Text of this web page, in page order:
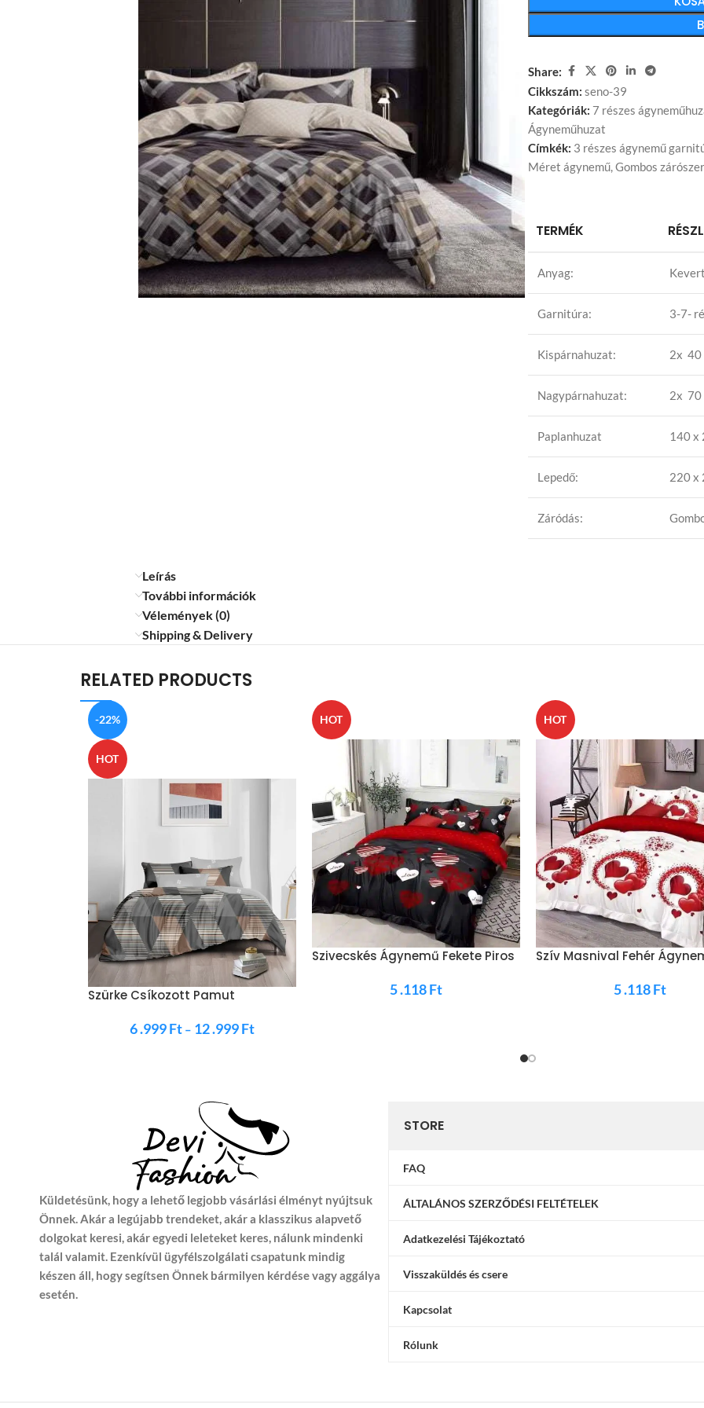
Share:
Cikkszám: seno-39
Kategóriák: 7 részes
Ágyneműhuzat
Címkék: 3 részes ágynemű
Méret ágynemű,Gombos
TERMÉK
Anyag:
Garnitúra: 3-7-
Kispárnahuzat: 2x 40
Nagypárnahuzat: 2x 70
Paplanhuzat 140 x
Lepedő: 220 x
Záródás:
Leírás
További információk
Vélemények (0)
Shipping & Delivery
RELATED PRODUCTS
-22%
HOT
Szürke Csíkozott Pamut
6 .999Ft – 12 .999Ft
HOT
Szivecskés Ágynemű Fekete Piros
5 .118Ft
HOT
Szív Masnival Fehér
5 .118Ft
Küldetésünk, hogy a lehető legjobb vásárlási élményt nyújtsuk
Önnek. Akár a legújabb trendeket, akár a klasszikus alapvető
dolgokat keresi, akár egyedi leleteket keres, nálunk mindenki
talál valamit. Ezenkívül ügyfélszolgálati csapatunk mindig
készen áll, hogy segítsen Önnek bármilyen kérdése vagy aggálya
esetén.
STORE
FAQ
ÁLTALÁNOS SZERZŐDÉSI FELTÉTELEK
Adatkezelési Tájékoztató
Visszaküldés és csere
Kapcsolat
Rólunk